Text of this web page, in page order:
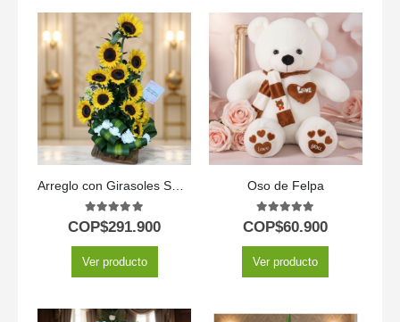
Arreglo con Girasoles Sunna
5.00out of 5
COP$291.900
Ver producto
Oso de Felpa
5.00out of 5
COP$60.900
Ver producto